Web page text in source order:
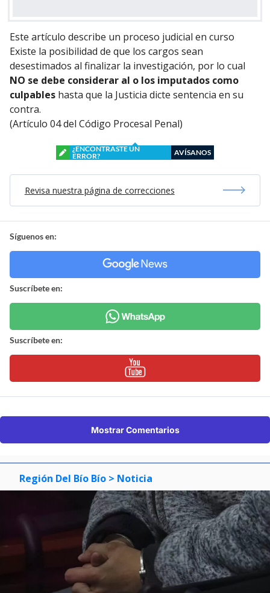
Este artículo describe un proceso judicial en curso
Existe la posibilidad de que los cargos sean
desestimados al finalizar la investigación, por lo cual
NO se debe considerar al o los imputados como
culpables hasta que la Justicia dicte sentencia en su
contra.
(Artículo 04 del Código Procesal Penal)
¿ENCONTRASTE UN
ERROR?
AVÍSANOS
Revisa nuestra página de correcciones
Síguenos en:
Suscríbete en:
Suscríbete en:
Mostrar Comentarios
Región Del Bío Bío > Noticia